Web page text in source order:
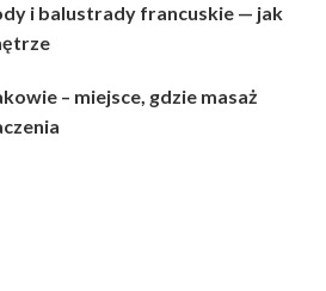
i balustrady francuskie — jak
– miejsce, gdzie masaż